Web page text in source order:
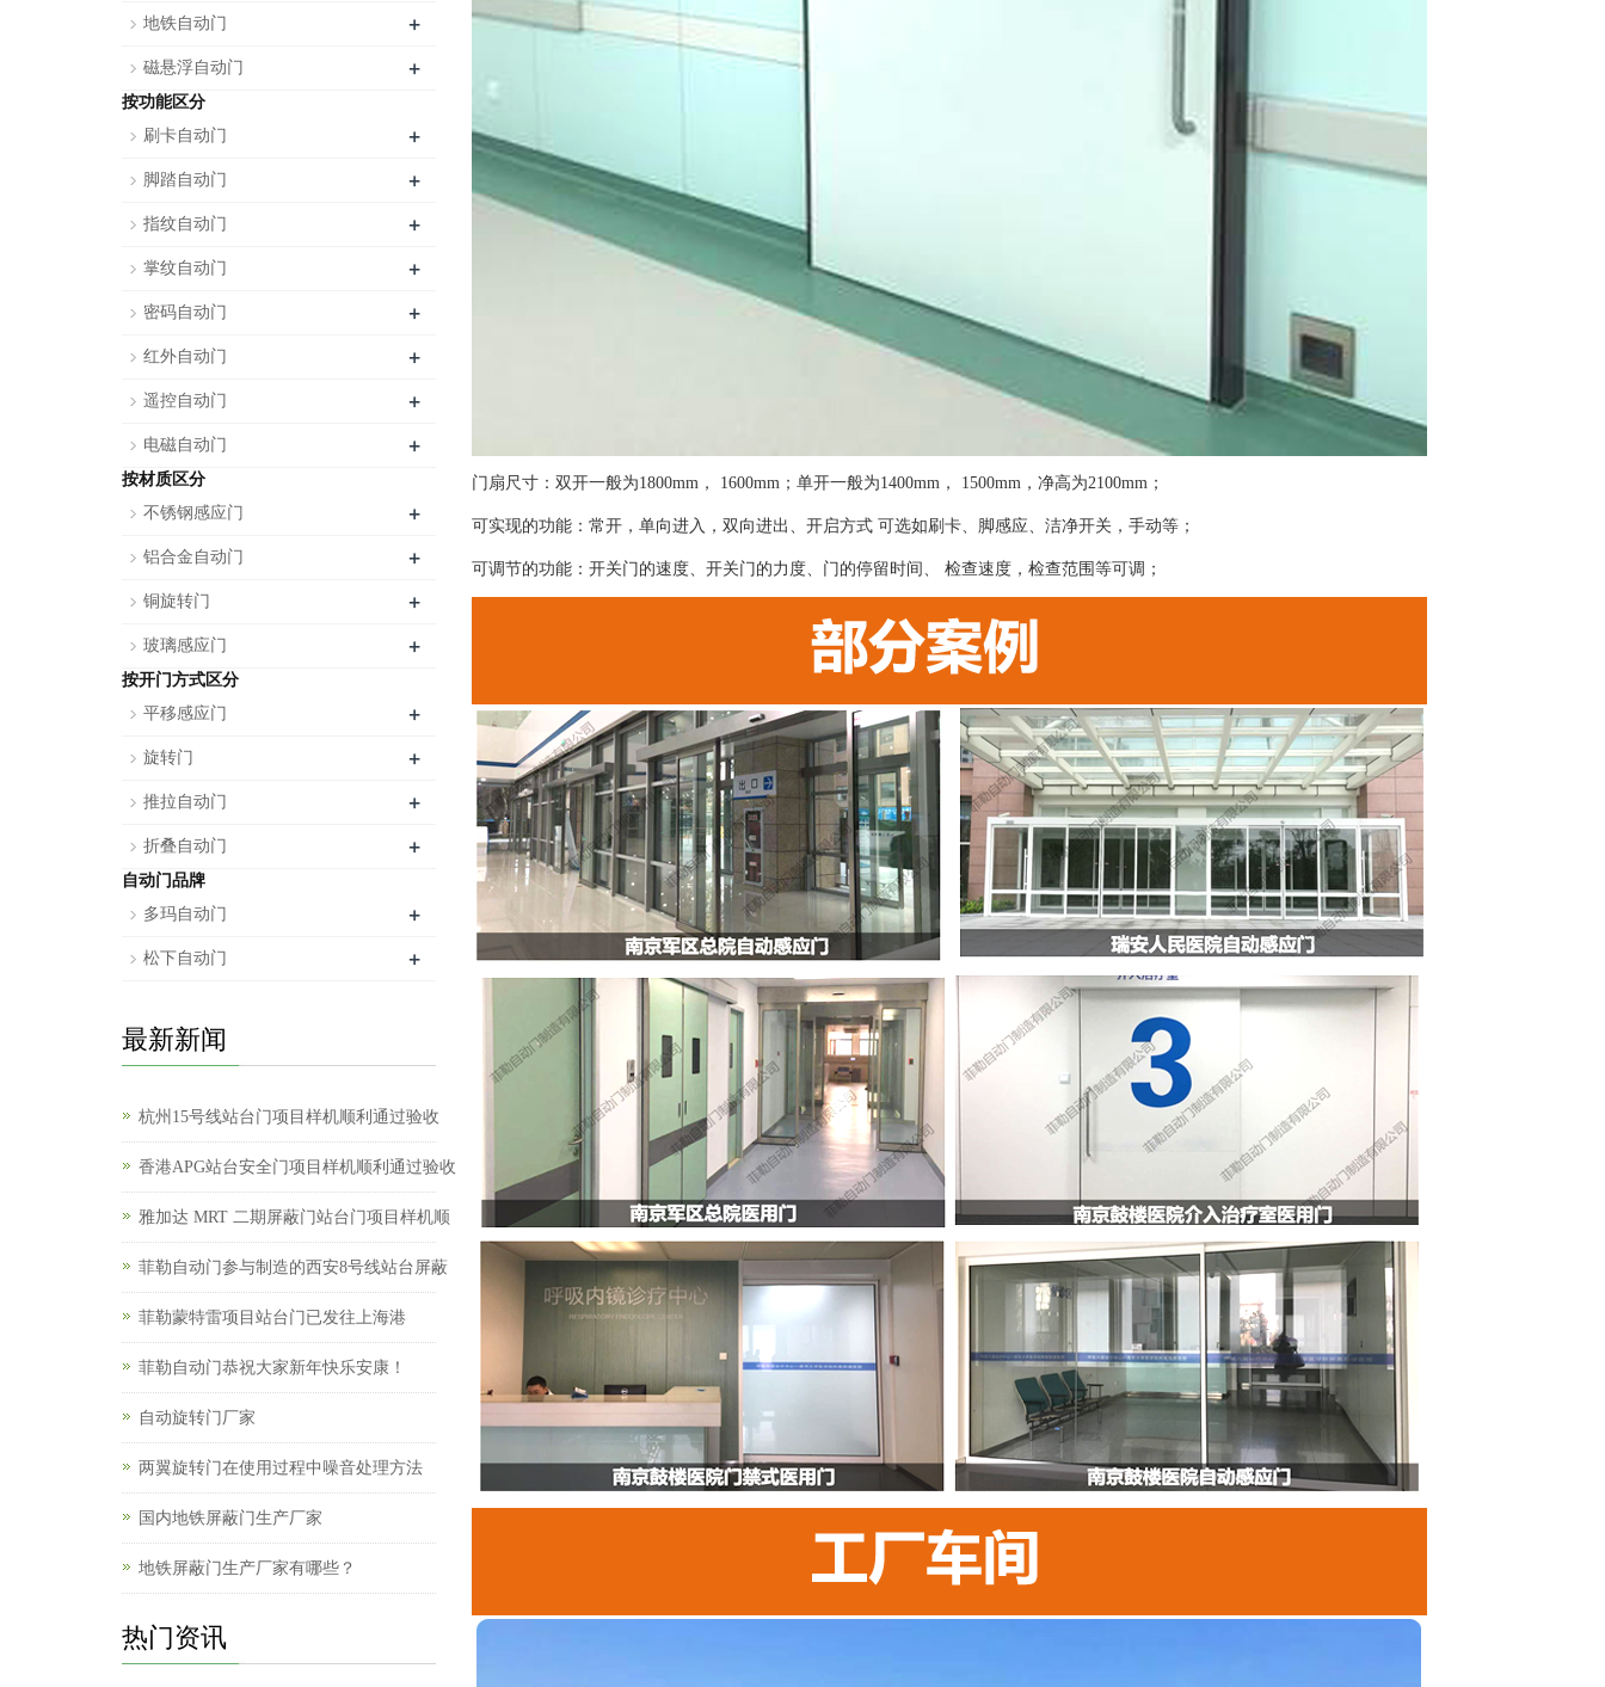
门扇尺寸：双开一般为1800mm， 1600mm；单开一般为1400mm， 1500mm，净高为2100mm；
可实现的功能：常开，单向进入，双向进出、开启方式 可选如刷卡、脚感应、洁净开关，手动等；
可调节的功能：开关门的速度、开关门的力度、门的停留时间、 检查速度，检查范围等可调；
地铁自动门 +
磁悬浮自动门 +
按功能区分
刷卡自动门
+
脚踏自动门 +
指纹自动门 +
掌纹自动门 +
密码自动门 +
红外自动门 +
遥控自动门 +
电磁自动门 +
按材质区分
不锈钢感应门
+
铝合金自动门 +
铜旋转门 +
玻璃感应门 +
按开门方式区分
平移感应门
+
旋转门 +
推拉自动门 +
折叠自动门 +
自动门品牌
多玛自动门
+
松下自动门 +
最新新闻
杭州15号线站台门项目样机顺利通过验收
香港APG站台安全门项目样机顺利通过验收
雅加达 MRT 二期屏蔽门站台门项目样机顺
菲勒自动门参与制造的西安8号线站台屏蔽
菲勒蒙特雷项目站台门已发往上海港
菲勒自动门恭祝大家新年快乐安康！
自动旋转门厂家
两翼旋转门在使用过程中噪音处理方法
国内地铁屏蔽门生产厂家
地铁屏蔽门生产厂家有哪些？
热门资讯